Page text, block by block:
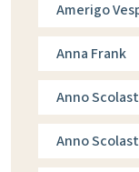
Amerigo
Anna Frank
Anno
Anno